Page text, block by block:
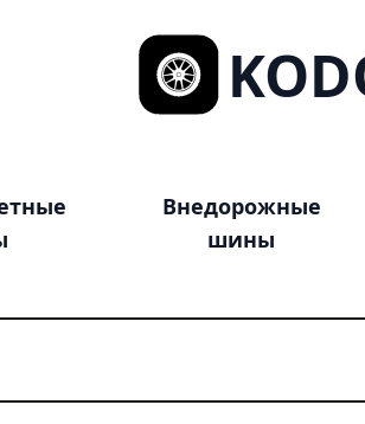
Внедорожные
шины